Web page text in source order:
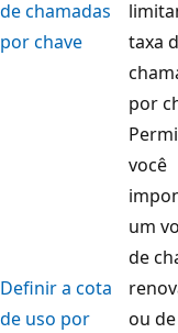
de chamadas
por chave
taxa
por
Definir a cota
de uso por
você
um
de
ou de